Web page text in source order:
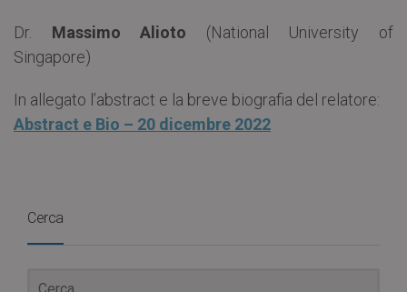
Dr. Massimo Alioto (National University of
Singapore)
In allegato l’abstract e la breve biografia del relatore:
Abstract e Bio – 20 dicembre 2022
Cerca